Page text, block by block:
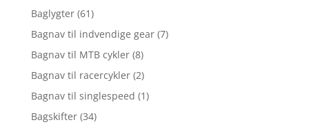
Baglygter (61)
Bagnav til indvendige gear (7)
Bagnav til MTB cykler (8)
Bagnav til racercykler (2)
Bagnav til singlespeed (1)
Bagskifter (34)